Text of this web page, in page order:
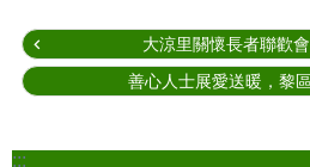
大涼里關懷長者聯歡會
善心人士展愛送暖，黎
:::